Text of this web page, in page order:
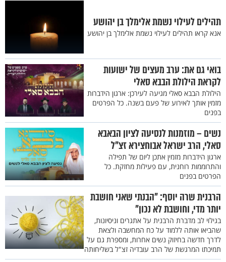
תהילים לעילוי נשמת אלימלך בן יהושע
אנא קראו תהילים לעילוי נשמת אלימלך בן יהושע
בואי גם את: ערב מעצים של ישועות
לקראת הילולת הבבא סאלי
הילולת הבבא סאלי מגיעה לעירכן: ארגון הידברות
מזמין אותך לאירוע של פעם בשנה. כל הפרטים
בפנים
נשים – מוזמנות לנסיעה לציון הבאבא
סאלי, הרב ישראל אבוחצירא זצ"ל
ארגון הידברות מזמין אתכן ליום של תפילה
והתרוממות רוחנית, עם פעילות מחזקת. כל
הפרטים בפנים
הרבנית שרה יוסף: "הבנתי שאני חושבת
יותר מדי, וחושבת לא נכון"
בגילוי לב מדברת הרבנית על אתגרים וניסיונות,
שהביאו אותה ללמוד על כח המחשבה ולצאת
לדרך חדשה בחיזוק נשים אחרות, ומספרת גם על
תמיכתו המרגשת של הרב עובדיה זצ"ל בשליחותה